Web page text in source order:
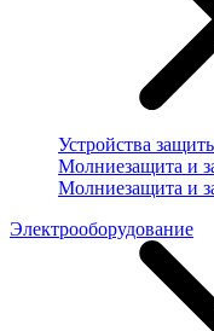
Устройства
Молниезащита и
Молниезащита и
Электрооборудование